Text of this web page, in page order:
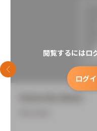
閲覧するにはロ
ログ
前のスライド